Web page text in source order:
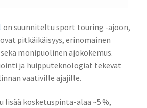
on suunniteltu sport touring -ajoon,
pitkäikäisyys, erinomainen
monipuolinen ajokokemus.
ja huipputeknologiat tekevät
vaativille ajajille.
lisää kosketuspinta-alaa ~5 %,